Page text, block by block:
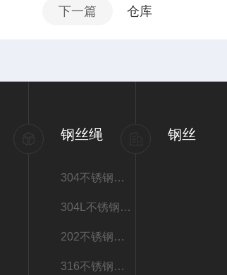
下一篇 仓库
钢丝绳
304不锈钢丝绳
304L不锈钢丝绳
202不锈钢丝绳
316不锈钢丝绳
钢丝